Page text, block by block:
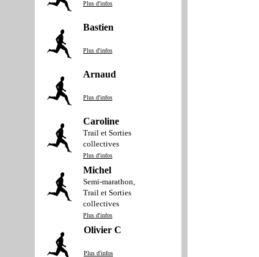
Plus d'infos
Bastien
Plus d'infos
Arnaud
Plus d'infos
Caroline
Trail et Sorties
collectives
Plus d'infos
Michel
Semi-marathon,
Trail et Sorties
collectives
Plus d'infos
Olivier C
Plus d'infos